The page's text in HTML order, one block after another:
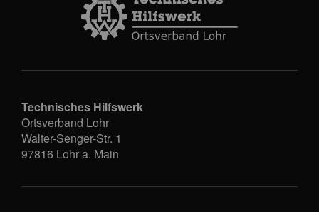
Technisches Hilfswerk
Ortsverband Lohr
Walter-Senger-Str. 1
97816 Lohr a. Main